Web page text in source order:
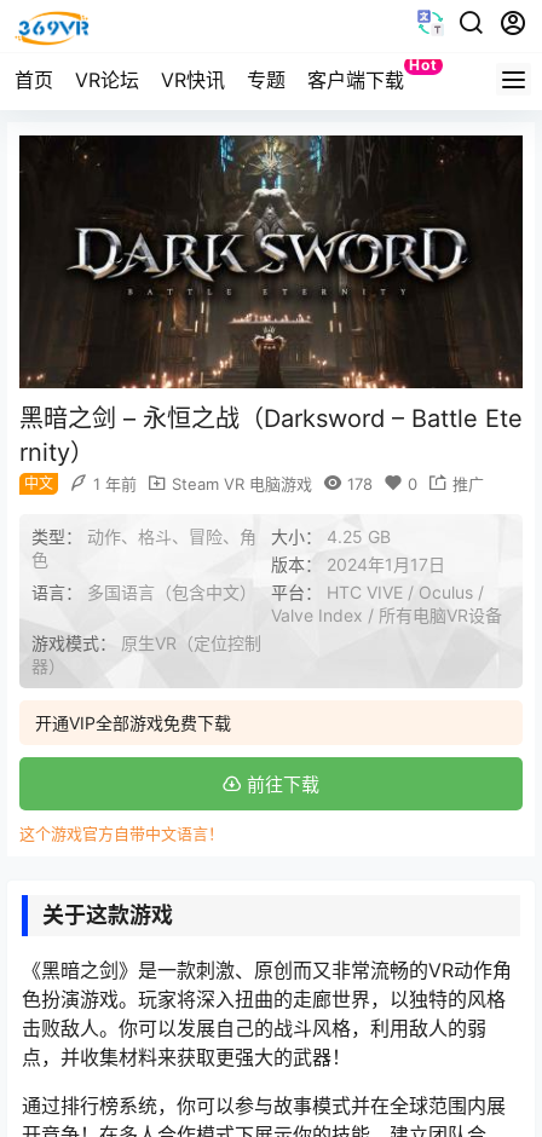
首页 VR论坛 VR快讯 专题 客户端下载
Hot
Quest
黑暗之剑 – 永恒之战（Darksword – Battle Ete
rnity）
中文 1 年前 Steam VR 电脑游戏 178 0 推广
类型： 动作、格斗、冒险、角
色
大小： 4.25 GB
版本： 2024年1月17日
语言： 多国语言（包含中文） 平台： HTC VIVE / Oculus /
Valve Index / 所有电脑VR设备
游戏模式： 原生VR（定位控制
器）
开通VIP全部游戏免费下载
前往下载
这个游戏官方自带中文语言！
关于这款游戏
《黑暗之剑》是一款刺激、原创而又非常流畅的VR动作角
色扮演游戏。玩家将深入扭曲的走廊世界，以独特的风格
击败敌人。你可以发展自己的战斗风格，利用敌人的弱
点，并收集材料来获取更强大的武器！
通过排行榜系统，你可以参与故事模式并在全球范围内展